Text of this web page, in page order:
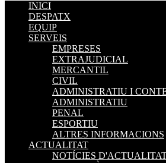
INICI
DESPATX
EQUIP
SERVEIS
EMPRESES
EXTRAJUDICIAL
MERCANTIL
CIVIL
ADMINISTRATIU I
ADMINISTRATIU
PENAL
ESPORTIU
ALTRES INFORMACIONS
ACTUALITAT
NOTÍCIES